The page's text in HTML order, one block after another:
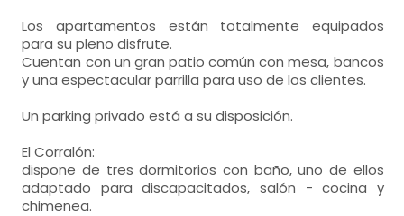
Los apartamentos están totalmente equipados
para su pleno disfrute.
Cuentan con un gran patio común con mesa, bancos
y una espectacular parrilla para uso de los clientes.
Un parking privado está a su disposición.
El Corralón:
dispone de tres dormitorios con baño, uno de ellos
adaptado para discapacitados, salón - cocina y
chimenea.